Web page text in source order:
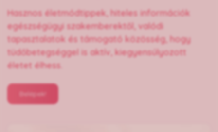
Hasznos életmódtippek, hiteles információk
egészségügyi szakemberektől, valódi
tapasztalatok és támogató közösség, hogy
tüdőbetegséggel is aktív, kiegyensúlyozott
életet élhess.
Belépek!